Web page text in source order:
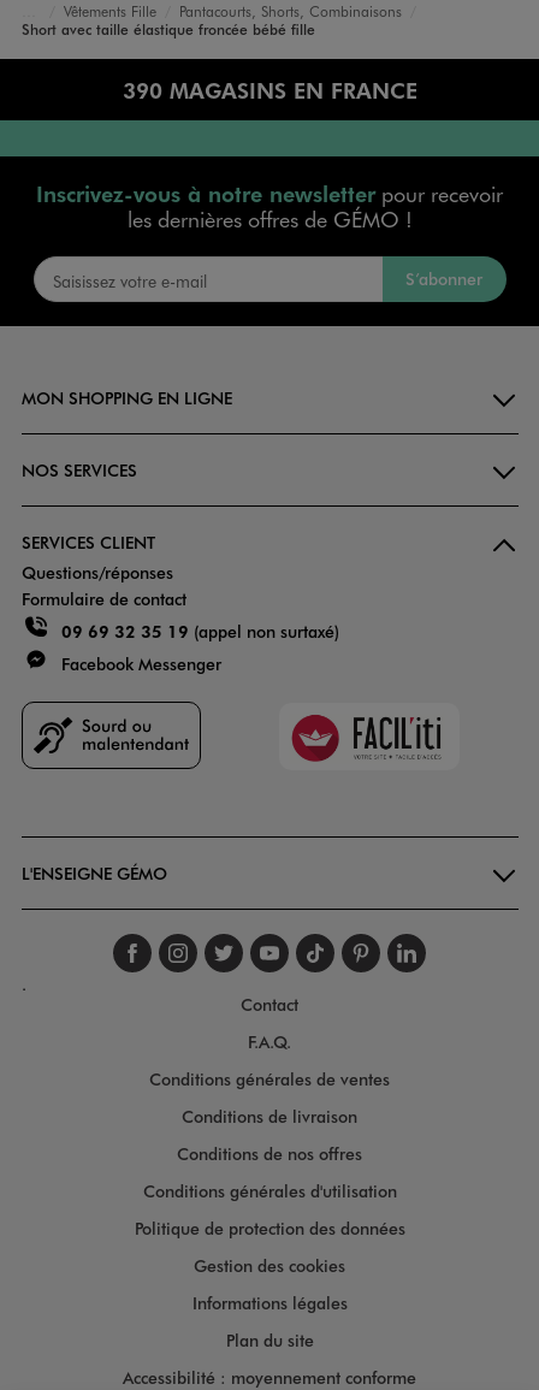
Accueil
Bébé
Vêtements Fille
Pantacourts, Shorts, Combinaisons
Short avec taille élastique froncée bébé fille
390 MAGASINS EN FRANCE
Inscrivez-vous à notre newsletterpour recevoir
les dernières offres de GÉMO !
S’abonner
MON SHOPPING EN LIGNE
NOS SERVICES
SERVICES CLIENT
Questions/réponses
Formulaire de contact
09 69 32 35 19 (appel non surtaxé)
Facebook Messenger
Faciliti
L'ENSEIGNE GÉMO
Suivez-nous sur
Suivez-nous sur
Suivez-nous sur
Suivez-nous
Suivez-nous
Suivez-
.
Contact
F.A.Q.
Conditions générales de ventes
Conditions de livraison
Conditions de nos offres
Conditions générales d'utilisation
Politique de protection des données
Gestion des cookies
Informations légales
Plan du site
Accessibilité : moyennement conforme